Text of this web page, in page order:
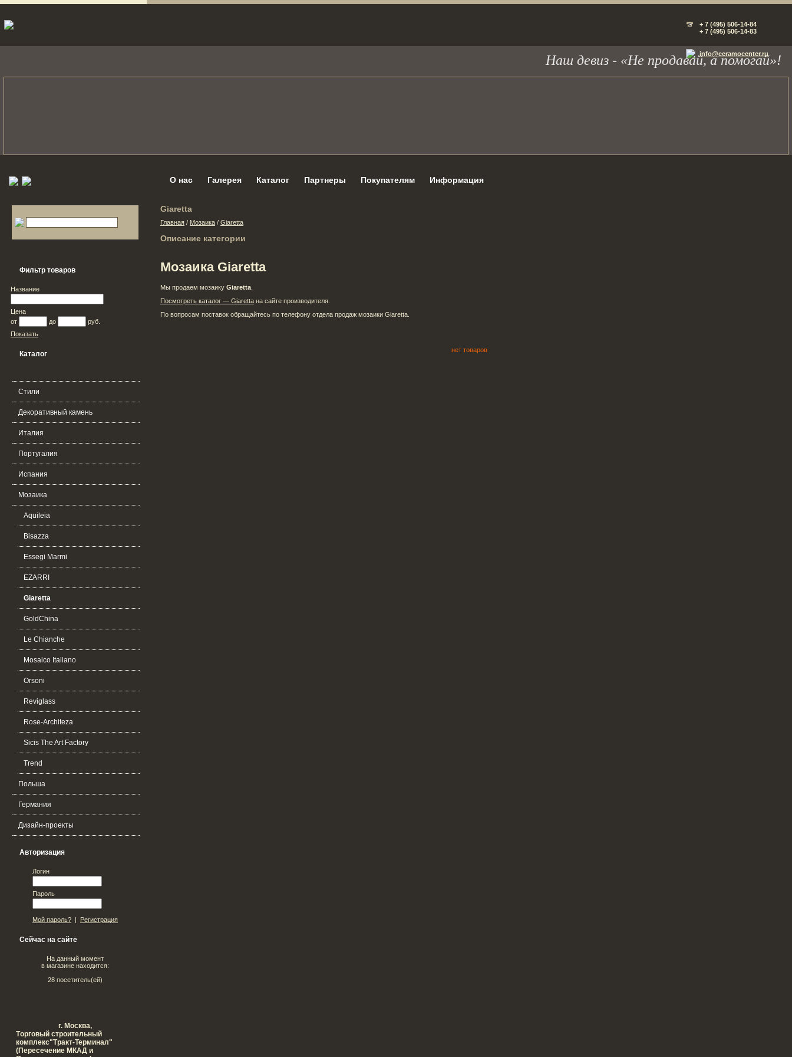
+ 7 (495) 506-14-84
+ 7 (495) 506-14-83
info@ceramocenter.ru
Наш девиз - «Не продавай, а помогай»!
О нас Галерея Каталог Партнеры Покупателям Информация
Фильтр товаров
Название
Цена
от
до
руб.
Показать
Каталог
Стили
Декоративный камень
Италия
Португалия
Испания
Мозаика
Aquileia
Bisazza
Essegi Marmi
EZARRI
Giaretta
GoldChina
Le Chianche
Mosaico Italiano
Orsoni
Reviglass
Rose-Architeza
Sicis The Art Factory
Trend
Польша
Германия
Дизайн-проекты
Авторизация
Логин
Пароль
Мой пароль? | Регистрация
Сейчас на сайте
На данный момент
в магазине находится:
28 посетитель(ей)
г. Москва,
Tорговый строительный
комплекс"Тракт-Терминал"
(Пересечение МКАД и
Giaretta
Главная / Мозаика / Giaretta
Описание категории
Мозаика Giaretta
Мы продаем мозаику Giaretta
Посмотреть каталог — Giaretta на сайте производителя.
По вопросам поставок обращайтесь по телефону отдела продаж мозаики Giaretta.
нет товаров